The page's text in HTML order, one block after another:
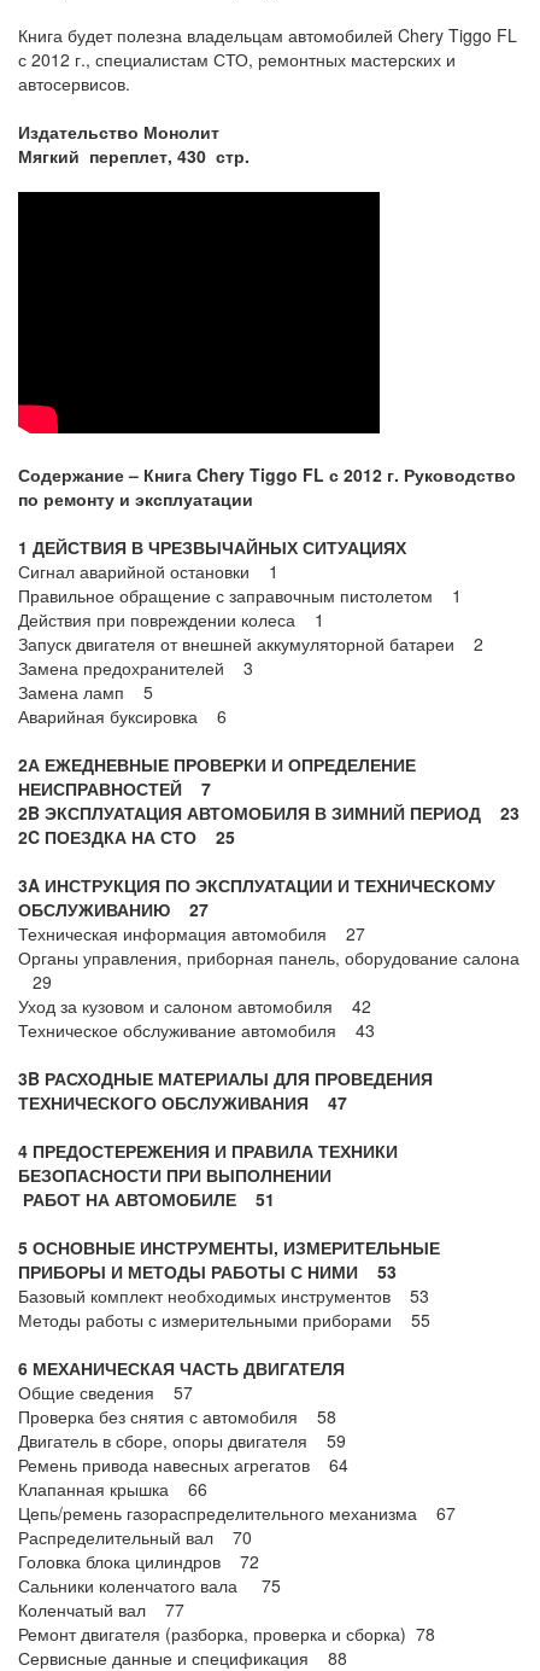
Книга будет полезна владельцам автомобилей Chery Tiggo FL
с 2012 г., специалистам СТО, ремонтных мастерских и
автосервисов.
Издательство Монолит
Мягкий переплет, 430 стр.
Содержание – Книга Chery Tiggo FL с 2012 г. Руководство
по ремонту и эксплуатации
1 ДЕЙСТВИЯ В ЧРЕЗВЫЧАЙНЫХ СИТУАЦИЯХ
Сигнал аварийной остановки 1
Правильное обращение с заправочным пистолетом 1
Действия при повреждении колеса 1
Запуск двигателя от внешней аккумуляторной батареи 2
Замена предохранителей 3
Замена ламп 5
Аварийная буксировка 6
2А ЕЖЕДНЕВНЫЕ ПРОВЕРКИ И ОПРЕДЕЛЕНИЕ
НЕИСПРАВНОСТЕЙ 7
2B ЭКСПЛУАТАЦИЯ АВТОМОБИЛЯ В ЗИМНИЙ ПЕРИОД 23
2C ПОЕЗДКА НА СТО 25
3A ИНСТРУКЦИЯ ПО ЭКСПЛУАТАЦИИ И ТЕХНИЧЕСКОМУ
ОБСЛУЖИВАНИЮ 27
Техническая информация автомобиля 27
Органы управления, приборная панель, оборудование салона
29
Уход за кузовом и салоном автомобиля 42
Техническое обслуживание автомобиля 43
3B РАСХОДНЫЕ МАТЕРИАЛЫ ДЛЯ ПРОВЕДЕНИЯ
ТЕХНИЧЕСКОГО ОБСЛУЖИВАНИЯ 47
4 ПРЕДОСТЕРЕЖЕНИЯ И ПРАВИЛА ТЕХНИКИ
БЕЗОПАСНОСТИ ПРИ ВЫПОЛНЕНИИ
РАБОТ НА АВТОМОБИЛЕ 51
5 ОСНОВНЫЕ ИНСТРУМЕНТЫ, ИЗМЕРИТЕЛЬНЫЕ
ПРИБОРЫ И МЕТОДЫ РАБОТЫ С НИМИ 53
Базовый комплект необходимых инструментов 53
Методы работы с измерительными приборами 55
6 МЕХАНИЧЕСКАЯ ЧАСТЬ ДВИГАТЕЛЯ
Общие сведения 57
Проверка без снятия с автомобиля 58
Двигатель в сборе, опоры двигателя 59
Ремень привода навесных агрегатов 64
Клапанная крышка 66
Цепь/ремень газораспределительного механизма 67
Распределительный вал 70
Головка блока цилиндров 72
Сальники коленчатого вала 75
Коленчатый вал 77
Ремонт двигателя (разборка, проверка и сборка) 78
Сервисные данные и спецификация 88